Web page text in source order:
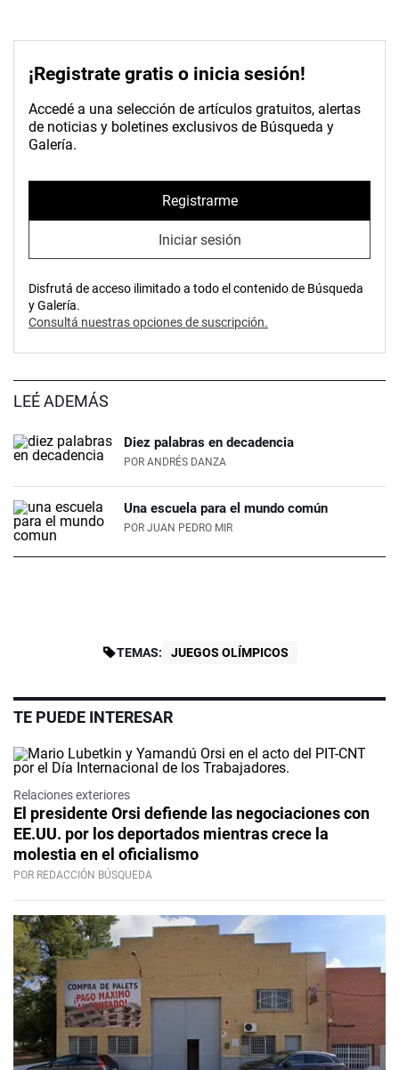
¡Registrate gratis o inicia sesión!
Accedé a una selección de artículos gratuitos, alertas
de noticias y boletines exclusivos de Búsqueda y
Galería.
Registrarme
Iniciar sesión
Disfrutá de acceso ilimitado a todo el contenido de Búsqueda
y Galería.
Consultá nuestras opciones de suscripción.
LEÉ ADEMÁS
Diez palabras en decadencia
POR ANDRÉS DANZA
Una escuela para el mundo común
POR JUAN PEDRO MIR
TEMAS: JUEGOS OLÍMPICOS
TE PUEDE INTERESAR
Relaciones exteriores
El presidente Orsi defiende las negociaciones con
EE.UU. por los deportados mientras crece la
molestia en el oficialismo
POR REDACCIÓN BÚSQUEDA